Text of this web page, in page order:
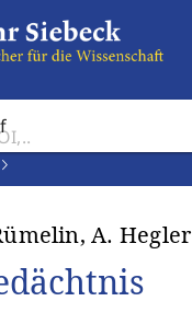
A. Hegler